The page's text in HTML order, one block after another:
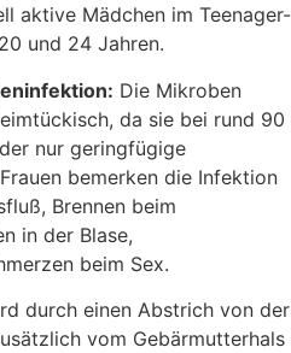
aktive Mädchen im Teenager-
und 24 Jahren.
Die Mikroben
da sie bei rund 90
nur geringfügige
bemerken die Infektion
Brennen beim
in der Blase,
beim Sex.
durch einen Abstrich von der
vom Gebärmutterhals